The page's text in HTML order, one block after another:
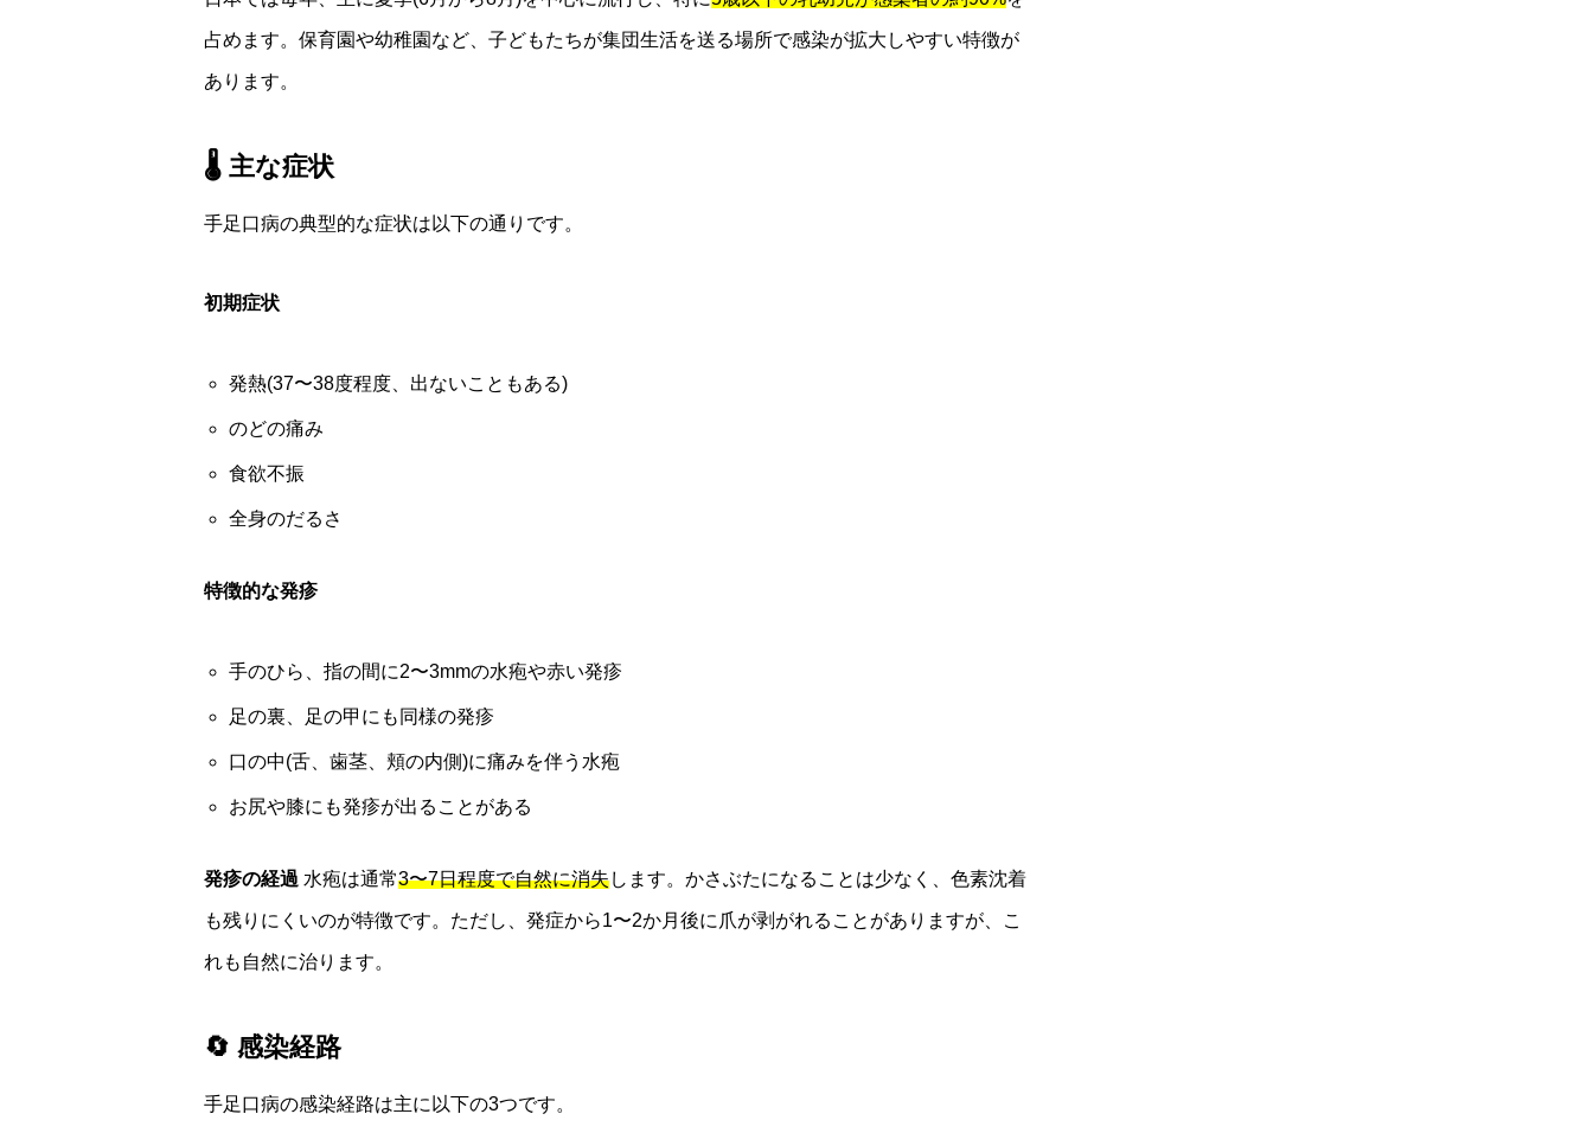
占めます。保育園や幼稚園など、子どもたちが集団生活を送る場所で感染が拡大しやすい特徴が
あります。
🌡️ 主な症状
手足口病の典型的な症状は以下の通りです。
初期症状
発熱(37〜38度程度、出ないこともある)
のどの痛み
食欲不振
全身のだるさ
特徴的な発疹
手のひら、指の間に2〜3mmの水疱や赤い発疹
足の裏、足の甲にも同様の発疹
口の中(舌、歯茎、頬の内側)に痛みを伴う水疱
お尻や膝にも発疹が出ることがある
発疹の経過 水疱は通常3〜7日程度で自然に消失します。かさぶたになることは少なく、色素沈着
も残りにくいのが特徴です。ただし、発症から1〜2か月後に爪が剥がれることがありますが、こ
れも自然に治ります。
🔄 感染経路
手足口病の感染経路は主に以下の3つです。